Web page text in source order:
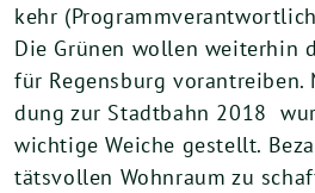
kehr
Die Grü­nen wol­len wei­ter­hin
für Regens­burg
dung zur Stadt­bahn 2018
wich­ti­ge Wei­che gestellt.
täts­vol­len Wohn­raum zu